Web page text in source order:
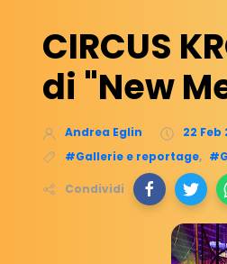
CIRCUS
di "New
Andrea Eglin
22 Feb
#Gallerie e reportage,
Condividi